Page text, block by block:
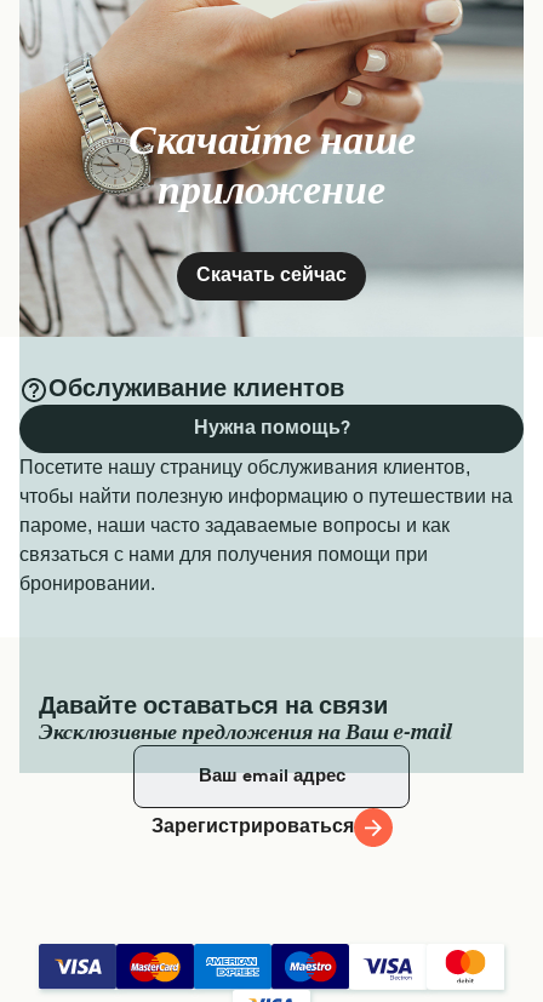
Скачайте наше
приложение
Скачать сейчас
Обслуживание клиентов
Посетите нашу страницу обслуживания клиентов,
чтобы найти полезную информацию о путешествии на
пароме, наши часто задаваемые вопросы и как
связаться с нами для получения помощи при
бронировании.
Нужна помощь?
Давайте оставаться на связи
Эксклюзивные предложения на Ваш e-mail
Зарегистрироваться